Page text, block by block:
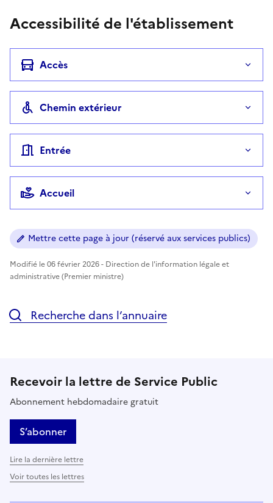
Accessibilité de l'établissement
Accès
Chemin extérieur
Entrée
Accueil
Mettre cette page à jour (réservé aux services publics)
Modifié le 06 février 2026 - Direction de l'information légale et
administrative (Premier ministre)
Recherche dans l’annuaire
Recevoir la lettre de Service Public
Abonnement hebdomadaire gratuit
S’abonner
Lire la dernière lettre
Voir toutes les lettres